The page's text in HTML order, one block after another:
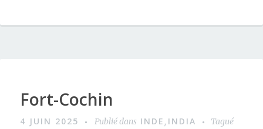
Fort-Cochin
4 JUIN 2025 Publié dans INDE, INDIA Tagué